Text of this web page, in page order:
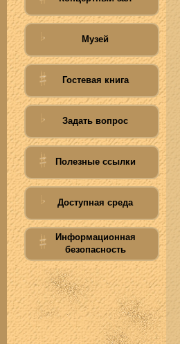
Музей
Гостевая книга
Задать вопрос
Полезные ссылки
Доступная среда
Информационная
безопасность